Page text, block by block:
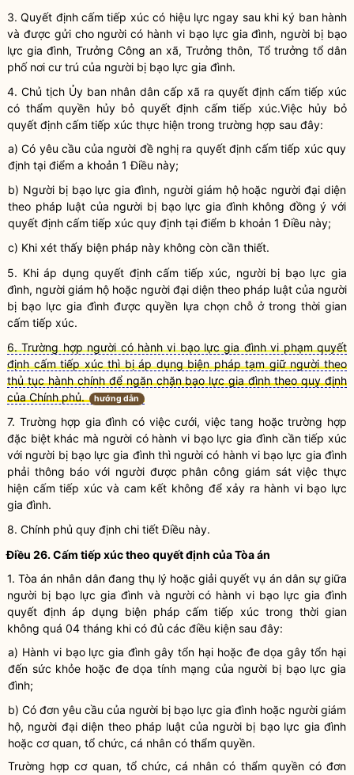
3. Quyết địnhcấm tiếp xúc có hiệu lực ngay sau khi ký ban hành
và được gửi cho người có hành vi bạo lực gia đình, người bị bạo
lực gia đình, Trưởng Công an xã, Trưởng thôn, Tổ trưởng tổ dân
phố nơi cư trú của người bị bạo lực gia đình.
4. Chủ tịch Ủy ban nhân dân cấp xã ra quyết định cấm tiếp xúc
có thẩmquyền hủy bỏ quyết định cấm tiếp xúc.Việc hủy bỏ
quyết định cấm tiếp xúc thực hiện trong trường hợp sau đây:
a) Có yêu cầu của người đề nghị ra quyết định cấm tiếp xúc quy
định tại điểm a khoản 1 Điều này;
b) Người bị bạo lực gia đình, người giám hộ hoặc người đại diện
theo pháp luật của người bị bạo lực gia đìnhkhông đồng ý với
quyết định cấm tiếp xúc quy định tại điểm b khoản 1 Điều này;
c) Khi xét thấy biện pháp này không còn cần thiết.
5. Khi áp dụng quyết địnhcấm tiếp xúc, người bị bạo lực gia
đình, người giám hộ hoặc người đại diện theo pháp luật của người
bị bạo lực gia đình được quyền lựa chọn chỗ ở trong thời gian
cấm tiếp xúc.
6. Trường hợp người có hành vi bạo lực gia đình vi phạm quyết
định cấm tiếp xúc thì bị áp dụng biện pháp tạm giữ người theo
thủ tục hành chính để ngăn chặn bạo lực gia đình theo quy định
của Chính phủ.
hướng dẫn
7. Trường hợp gia đình có việc cưới, việc tang hoặc trường hợp
đặc biệt khác mà người có hành vi bạo lực gia đìnhcần tiếp xúc
với người bị bạo lực gia đình thì người có hành vi bạo lực gia đình
phải thông báo với người được phân công giám sát việc thực
hiện cấm tiếp xúc và cam kết không để xảy ra hành vi bạo lực
gia đình.
8. Chính phủ quy định chi tiết Điều này.
Điều 26.Cấm tiếp xúctheo quyết định của Tòa án
1. Tòa án nhân dânđang thụ lý hoặc giải quyết vụ án dân sự giữa
người bị bạo lực gia đình và người có hành vi bạo lực gia đình
quyết định áp dụng biện phápcấm tiếp xúc trong thời gian
không quá 04 tháng khi có đủ các điều kiện sau đây:
a) Hành vi bạo lực gia đình gây tổn hại hoặc đe dọa gây tổn hại
đến sức khỏe hoặc đe dọa tính mạng của người bị bạo lực gia
đình;
b) Có đơn yêu cầu của người bị bạo lực gia đình hoặc người giám
hộ, người đại diện theo pháp luật của người bị bạo lực gia đình
hoặc cơ quan, tổ chức, cá nhân có thẩm quyền.
Trường hợp cơ quan, tổ chức, cá nhân có thẩm quyềncó đơn